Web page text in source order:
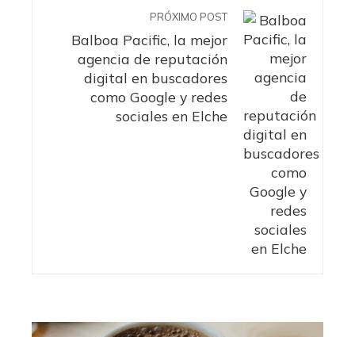
PRÓXIMO POST
Balboa Pacific, la mejor
agencia de reputación
digital en buscadores
como Google y redes
sociales en Elche